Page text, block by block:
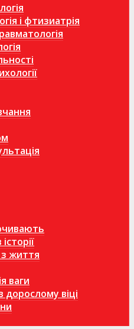
і фтизиатрія
з життя
ваги
віці